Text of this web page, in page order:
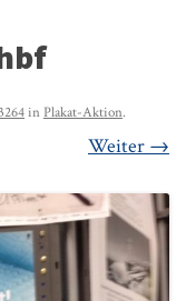
inPlakat-Aktion.
Weiter →